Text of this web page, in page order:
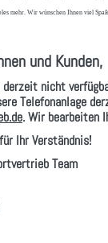
mehr. Wir wünschen Ihnen viel
und Kunden,
derzeit nicht
Telefonanlage
. Wir bearbeiten
Ihr Verständnis!
Team